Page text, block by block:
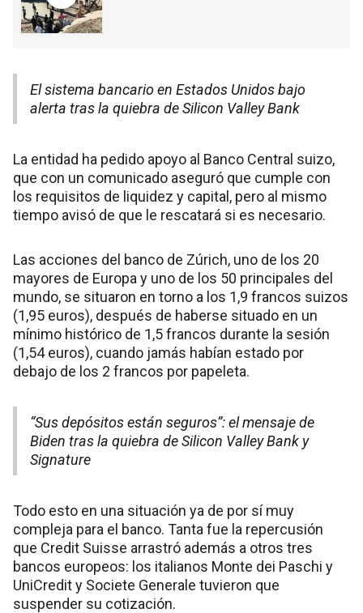
El sistema bancario en Estados Unidos bajo
alerta tras la quiebra de Silicon Valley Bank
La entidad ha pedido apoyo al Banco Central suizo,
que con un comunicado aseguró que cumple con
los requisitos de liquidez y capital, pero al mismo
tiempo avisó de que le rescatará si es necesario.
Las acciones del banco de Zúrich, uno de los 20
mayores de Europa y uno de los 50 principales del
mundo, se situaron en torno a los 1,9 francos suizos
(1,95 euros), después de haberse situado en un
mínimo histórico de 1,5 francos durante la sesión
(1,54 euros), cuando jamás habían estado por
debajo de los 2 francos por papeleta.
“Sus depósitos están seguros”: el mensaje de
Biden tras la quiebra de Silicon Valley Bank y
Signature
Todo esto en una situación ya de por sí muy
compleja para el banco. Tanta fue la repercusión
que Credit Suisse arrastró además a otros tres
bancos europeos: los italianos Monte dei Paschi y
UniCredit y Societe Generale tuvieron que
suspender su cotización.